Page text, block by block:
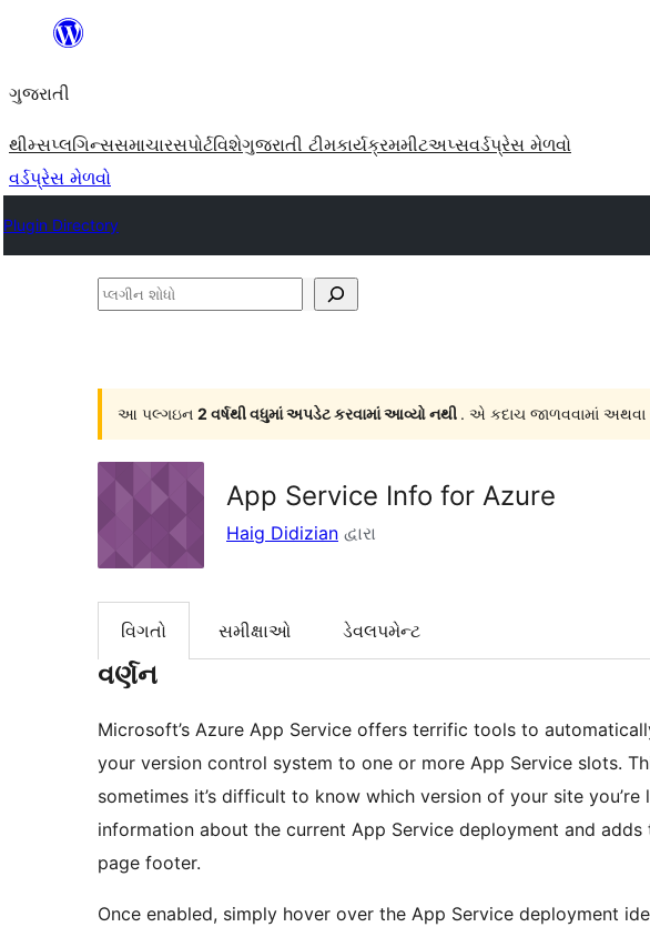
કંટેન્ટ(લખાણ)
જાઓ
ગુજરાતી
થીમ્સપ્લગિન્સસમાચારસપોર્ટવિશેગુજરાતી ટીમકાર્યક્રમમીટઅપ્સવર્ડપ્રેસ મેળવો
વર્ડપ્રેસ મેળવો
Plugin Directory
પ્લગીન
આ પલ્ગઇન 2 વર્ષથી વધુમાં અપડેટ કરવામાં આવ્યો નથી . એ કદાચ જાળવવામાં અથવા
App Service Info for Azure
Haig Didizian દ્વારા
વિગતો સમીક્ષાઓ ડેવલપમેન્ટ
વર્ણન
Microsoft’s Azure App Service offers terrific tools to
your version control system to one or more App Service slots.
sometimes it’s difficult to know which version of your site
information about the current App Service deployment and
page footer.
Once enabled, simply hover over the App Service deployment